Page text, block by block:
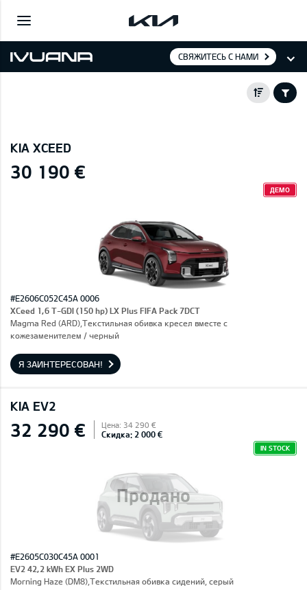
СВЯЖИТЕСЬ С НАМИ
KIA XCEED
30 190 €
ДЕМО
#E2606C052C45A 0006
XCeed 1,6 T-GDI (150 hp) LX Plus FIFA Pack 7DCT
Magma Red (ARD),Текстильная обивка кресел вместе с
кожезаменителем / черный
Я ЗАИНТЕРЕСОВАН!
KIA EV2
Продано
32 290 € Цена: 34 290 €
Скидка: 2 000 €
IN STOCK
#E2605C030C45A 0001
EV2 42,2 kWh EX Plus 2WD
Morning Haze (DM8),Текстильная обивка сидений, серый